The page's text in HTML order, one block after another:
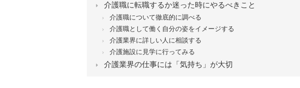
介護職に転職するか迷った時にやるべきこと
介護職について徹底的に調べる
介護職として働く自分の姿をイメージする
介護業界に詳しい人に相談する
介護施設に見学に行ってみる
介護業界の仕事には「気持ち」が大切